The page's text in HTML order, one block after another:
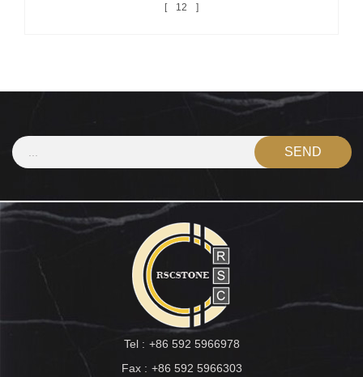
12
Tel : +86 592 5966978
Fax : +86 592 5966303